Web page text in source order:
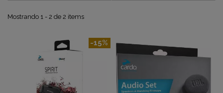
Mostrando 1 - 2 de 2 items
-15%